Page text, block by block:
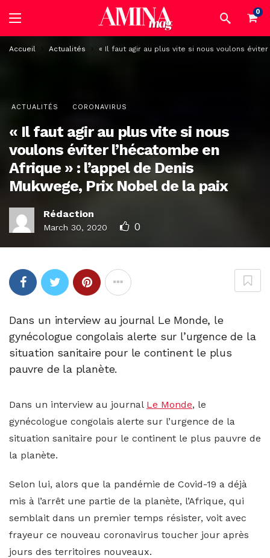
0
Accueil Actualités « Il faut agir au plus vite si nous voulons
ACTUALITÉS CORONAVIRUS
« Il faut agir au plus vite si nous
voulons éviter l’hécatombe en
Afrique » : l’appel de Denis
Mukwege, Prix Nobel de la paix
Rédaction
March 30, 2020 0
Dans un interview au journal Le Monde, le
gynécologue congolais alerte sur l’urgence de la
situation sanitaire pour le continent le plus
pauvre de la planète.
Dans un interview au journal Le Monde, le
gynécologue congolais alerte sur l’urgence de la
situation sanitaire pour le continent le plus pauvre de
la planète.
Selon lui, alors que la pandémie de Covid-19 a déjà
mis à l’arrêt une partie de la planète, l’Afrique, qui
semblait dans un premier temps résister, voit avec
frayeur ce nouveau coronavirus toucher jour après
jours des territoires nouveaux.